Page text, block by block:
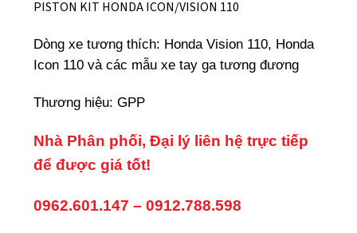
PISTON KIT HONDA ICON/VISION 110
Dòng xe tương thích: Honda Vision 110, Honda
Icon 110 và các mẫu xe tay ga tương đương
Thương hiệu: GPP
Nhà Phân phối, Đại lý liên hệ trực tiếp
để được giá tốt!
0962.601.147 – 0912.788.598